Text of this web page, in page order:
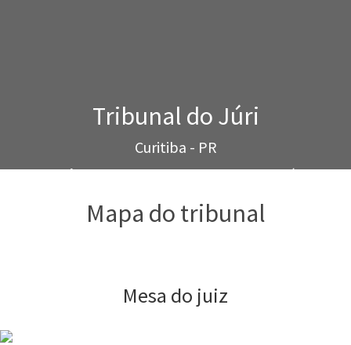
Tribunal do Júri
Curitiba - PR
R. Ernâni Santiago de Oliveira, 268 - Centro Cívico
Mapa do tribunal
Mesa do juiz